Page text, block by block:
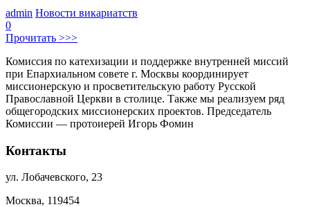
admin Новости викариатств
0
Прочитать >>>
Комиссия по катехизации и поддержке внутренней миссий
при Епархиальном совете г. Москвы координирует
миссионерскую и просветительскую работу Русской
Православной Церкви в столице. Также мы реализуем ряд
общегородских миссионерских проектов. Председатель
Комиссии — протоиерей Игорь Фомин
Контакты
ул. Лобачевского, 23
Москва, 119454